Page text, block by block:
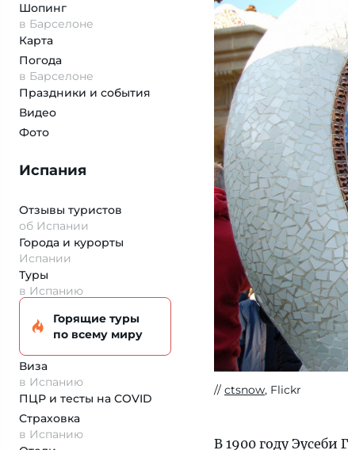
Шопинг
в Барселоне
Карта
Погода
в Барселоне
Праздники и события
Видео
Фото
Испания
Отзывы туристов
об Испании
Города и курорты
Испании
Туры
в Испанию
Горящие туры
по всему миру
Виза
в Испанию
ПЦР и тесты на COVID
Страховка
в Испанию
ctsnow, Flickr
В 1900 году